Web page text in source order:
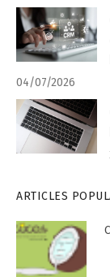
04/07/2026
ARTICLES